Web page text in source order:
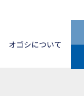
オゴシについて